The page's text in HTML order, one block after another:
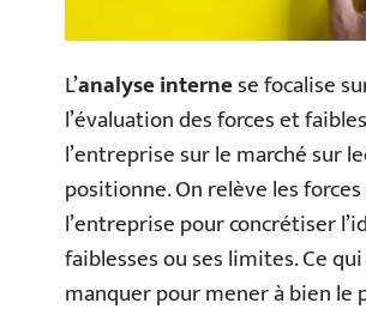
L’analyse internese focalise
l’évaluation des forces et
l’entreprise sur le marché sur
positionne. On relève les
l’entreprise pour concrétiser
faiblesses ou ses limites. Ce
manquer pour mener à bien le